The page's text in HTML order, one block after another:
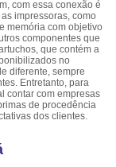
com essa conexão é
impressoras, como
memória com objetivo
componentes que
que contém a
no
diferente, sempre
Entretanto, para
contar com empresas
de procedência
dos clientes.